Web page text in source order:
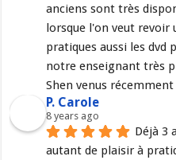
anciens sont très
lorsque l'on veut revoir
pratiques aussi les dvd
notre enseignant très
Shen venus
P. Carole
8 years ago
Déjà 3
autant de plaisir à